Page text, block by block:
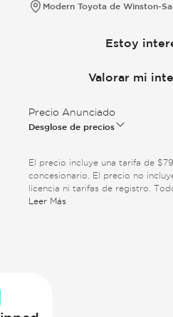
Modern Toyota de Winston-
Estoy
Valorar mi
Precio Anunciado
Desglose de precios
El precio incluye una tarifa de
concesionario. El precio no
licencia ni tarifas de registro.
sujetos a venta previa. Vea abajo
Leer Más